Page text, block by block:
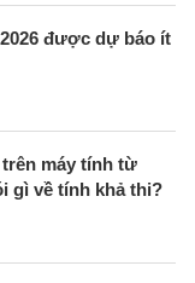
được dự báo ít
máy tính từ
gì về tính khả thi?